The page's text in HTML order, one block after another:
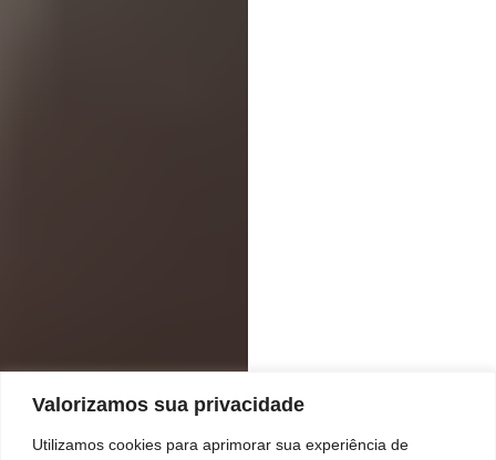
Valorizamos sua privacidade
Utilizamos cookies para aprimorar sua experiência de